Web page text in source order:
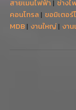
สายเมนไฟฟ้า | ช่างไ
คอนโทรล | ขอมิเตอร์
MDB| งานใหญ่| งาน